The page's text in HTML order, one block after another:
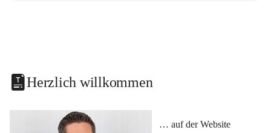
Herzlich willkommen
… auf der Website